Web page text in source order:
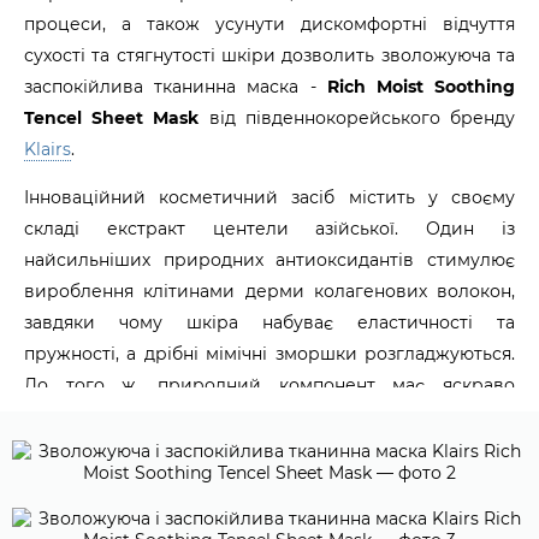
процеси, а також усунути дискомфортні відчуття
сухості та стягнутості шкіри дозволить зволожуюча та
заспокійлива тканинна маска - Rich Moist Soothing
Tencel Sheet Mask від південнокорейського бренду
Klairs.
Інноваційний косметичний засіб містить у своєму
складі екстракт центели азійської. Один із
найсильніших природних антиоксидантів стимулює
вироблення клітинами дерми колагенових волокон,
завдяки чому шкіра набуває еластичності та
пружності, а дрібні мімічні зморшки розгладжуються.
До того ж, природний компонент має яскраво
Добре впорається з порушеннями пігментації дерми,
суттєво посиливши регенерацію епітеліального шару,